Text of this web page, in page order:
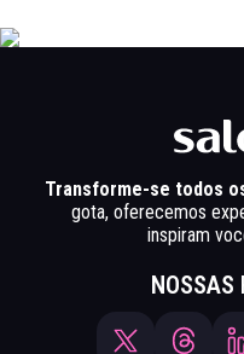
Transforme-se todos
gota, oferecemos
inspiram
NOSSAS